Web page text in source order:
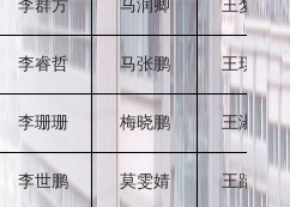
李群方 马润卿 王梦佳
李睿哲 马张鹏 王琪皓
李珊珊 梅晓鹏 王淑曼
李世鹏 莫雯婧 王踏秋